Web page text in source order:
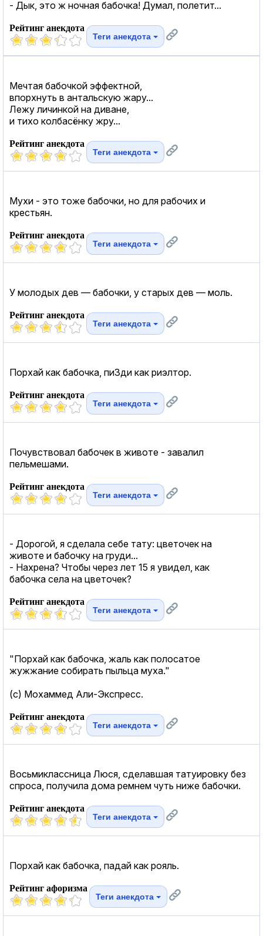
- Дык, это ж ночная бабочка! Думал, полетит...
Рейтинг анекдота
Теги анекдота
Мечтая бабочкой эффектной,
впорхнуть в антальскую жару...
Лежу личинкой на диване,
и тихо колбасёнку жру...
Рейтинг анекдота
Теги анекдота
Мухи - это тоже бабочки, но для рабочих и
крестьян.
Рейтинг анекдота
Теги анекдота
У молодых дев — бабочки, у старых дев — моль.
Рейтинг анекдота
Теги анекдота
Порхай как бабочка, пи3ди как риэлтор.
Рейтинг анекдота
Теги анекдота
Почувствовал бабочек в животе - завалил
пельмешами.
Рейтинг анекдота
Теги анекдота
- Дорогой, я сделала себе тату: цветочек на
животе и бабочку на груди...
- Наxpена? Чтобы через лет 15 я увидел, как
бабочка села на цветочек?
Рейтинг анекдота
Теги анекдота
"Порхай как бабочка, жаль как полосатое
жужжание собирать пыльца муха."
(c) Мохаммед Али-Экспресс.
Рейтинг анекдота
Теги анекдота
Восьмиклассница Люся, сделавшая татуировку без
спроса, получила дома ремнем чуть ниже бабочки.
Рейтинг анекдота
Теги анекдота
Порхай как бабочка, падай как рояль.
Рейтинг афоризма
Теги анекдота